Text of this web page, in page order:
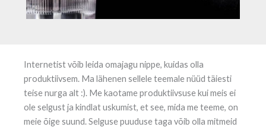
Internetist võib leida omajagu nippe, kuidas olla
produktiivsem. Ma lähenen sellele teemale nüüd täiesti
teise nurga alt :). Me kaotame produktiivsuse kui meis ei
ole selgust ja kindlat uskumist, et see, mida me teeme, on
meie õige suund. Selguse puuduse taga võib olla mitmeid